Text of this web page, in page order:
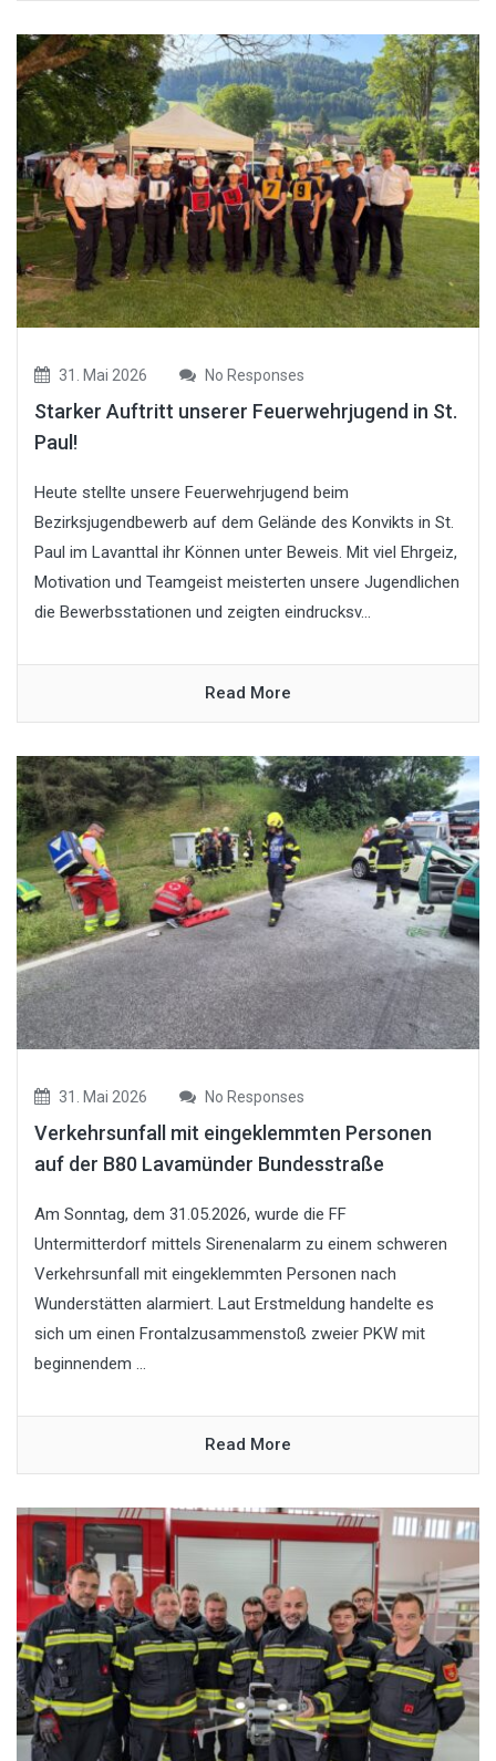
31. Mai 2026 No Responses
Starker Auftritt unserer Feuerwehrjugend in St.
Paul!
Heute stellte unsere Feuerwehrjugend beim
Bezirksjugendbewerb auf dem Gelände des Konvikts in St.
Paul im Lavanttal ihr Können unter Beweis. Mit viel Ehrgeiz,
Motivation und Teamgeist meisterten unsere Jugendlichen
die Bewerbsstationen und zeigten eindrucksv...
Read More
31. Mai 2026 No Responses
Verkehrsunfall mit eingeklemmten Personen
auf der B80 Lavamünder Bundesstraße
Am Sonntag, dem 31.05.2026, wurde die FF
Untermitterdorf mittels Sirenenalarm zu einem schweren
Verkehrsunfall mit eingeklemmten Personen nach
Wunderstätten alarmiert. Laut Erstmeldung handelte es
sich um einen Frontalzusammenstoß zweier PKW mit
beginnendem ...
Read More